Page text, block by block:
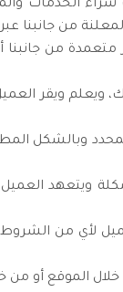
الخدمات
من جانبنا عبر
متعمدة من
ويقر
وبالشكل
ويتعهد
لأي من
الموقع أو من